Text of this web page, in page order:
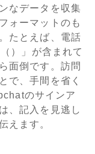
なデータを収集
ォーマットのも
たとえば、電話
）」が含まれて
面倒です。訪問
で、手間を省く
のサインア
、記入を見逃し
えます。